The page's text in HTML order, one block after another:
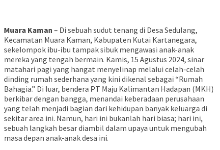
Muara Kaman – Di sebuah sudut tenang di Desa Sedulang,
Kecamatan Muara Kaman, Kabupaten Kutai Kartanegara,
sekelompok ibu-ibu tampak sibuk mengawasi anak-anak
mereka yang tengah bermain. Kamis, 15 Agustus 2024, sinar
matahari pagi yang hangat menyelinap melalui celah-celah
dinding rumah sederhana yang kini dikenal sebagai “Rumah
Bahagia.” Di luar, bendera PT Maju Kalimantan Hadapan (MKH)
berkibar dengan bangga, menandai keberadaan perusahaan
yang telah menjadi bagian dari kehidupan banyak keluarga di
sekitar area ini. Namun, hari ini bukanlah hari biasa; hari ini,
sebuah langkah besar diambil dalam upaya untuk mengubah
masa depan anak-anak desa ini.